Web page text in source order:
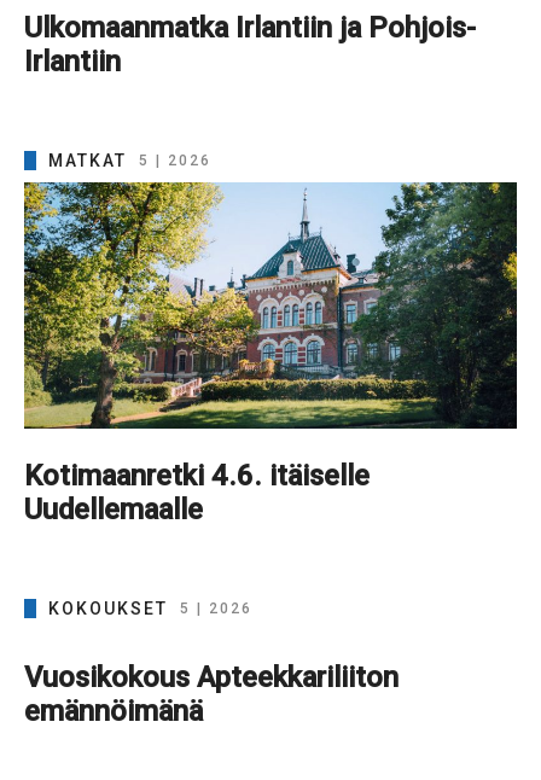
Ulkomaanmatka Irlantiin ja Pohjois-
Irlantiin
MATKAT 5 | 2026
Kotimaanretki 4.6. itäiselle
Uudellemaalle
KOKOUKSET 5 | 2026
Vuosikokous Apteekkariliiton
emännöimänä